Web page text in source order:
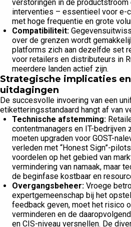
verstoringen in de
interventies – essentieel voor e-
met hoge frequentie en grote
Compatibiliteit:
over de grenzen wordt
platforms zich aan dezelfde set
voor retailers en distributeurs in
meerdere landen actief zijn.
Strategische implicaties
uitdagingen
De succesvolle invoering van een
etiketteringsstandaard hangt af van
Technische afstemming:
contentmanagers en IT-bedrijven
moeten upgraden voor GOST-
verleden met “Honest Sign”-
voordelen op het gebied van
vermindering van namaak, maar
de beginfase kostbaar en
Overgangsbeheer: Vroege
expertgemeenschap bij het
feedback geven, moet het risico
verminderen en de
en CIS-niveau versnellen. De